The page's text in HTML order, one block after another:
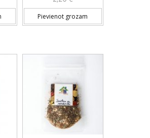
Pievienot grozam